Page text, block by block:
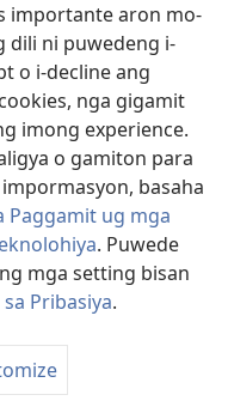
importante aron mo-
dili ni puwedeng i-
o i-decline ang
nga gigamit
imong experience.
o gamiton para
basaha
Paggamit ug mga
. Puwede
mga setting bisan
Pribasiya.